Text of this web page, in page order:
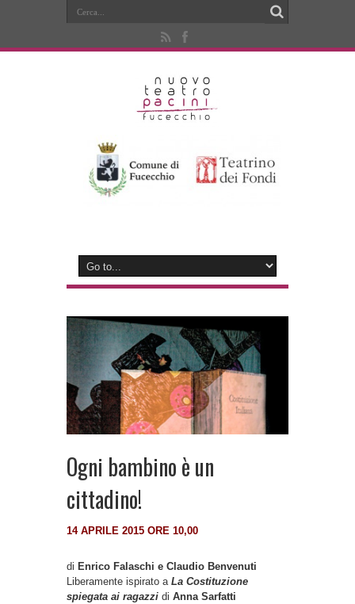
Ogni bambino è un
cittadino!
14 APRILE 2015 ORE 10,00
di Enrico Falaschi e Claudio Benvenuti
Liberamente ispirato a La Costituzione
spiegata ai ragazzi di Anna Sarfatti